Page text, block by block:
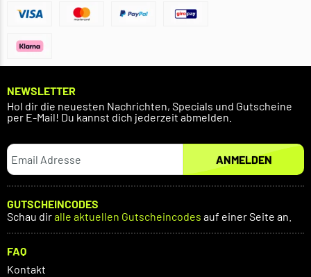
NEWSLETTER
Hol dir die neuesten Nachrichten, Specials und Gutscheine
per E-Mail! Du kannst dich jederzeit abmelden.
ANMELDEN
GUTSCHEINCODES
Schau diralle aktuellen Gutscheincodes auf einer Seite an.
FAQ
Kontakt